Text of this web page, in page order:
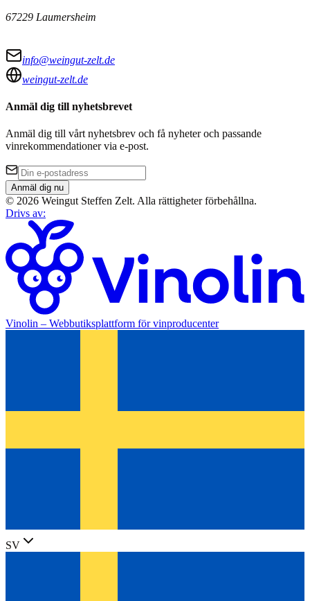
67229 Laumersheim
info@weingut-zelt.de
weingut-zelt.de
Anmäl dig till nyhetsbrevet
Anmäl dig till vårt nyhetsbrev och få nyheter och passande
vinrekommendationer via e-post.
Anmäl dig nu
© 2026 Weingut Steffen Zelt. Alla rättigheter förbehållna.
Drivs av:
Vinolin – Webbutiksplattform för vinproducenter
SV